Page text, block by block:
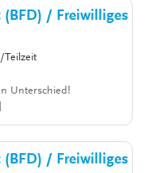
(BFD) / Freiwilliges
Teilzeit
Unterschied!
(BFD) / Freiwilliges